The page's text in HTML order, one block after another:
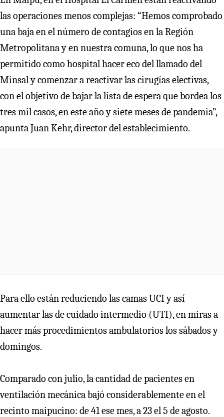
las operaciones menos complejas: “Hemos comprobado
una baja en el número de contagios en la Región
Metropolitana y en nuestra comuna, lo que nos ha
permitido como hospital hacer eco del llamado del
Minsal y comenzar a reactivar las cirugías electivas,
con el objetivo de bajar la lista de espera que bordea los
tres mil casos, en este año y siete meses de pandemia”,
apunta Juan Kehr, director del establecimiento.
Para ello están reduciendo las camas UCI y así
aumentar las de cuidado intermedio (UTI), en miras a
hacer más procedimientos ambulatorios los sábados y
domingos.
Comparado con julio, la cantidad de pacientes en
ventilación mecánica bajó considerablemente en el
recinto maipucino: de 41 ese mes, a 23 el 5 de agosto.